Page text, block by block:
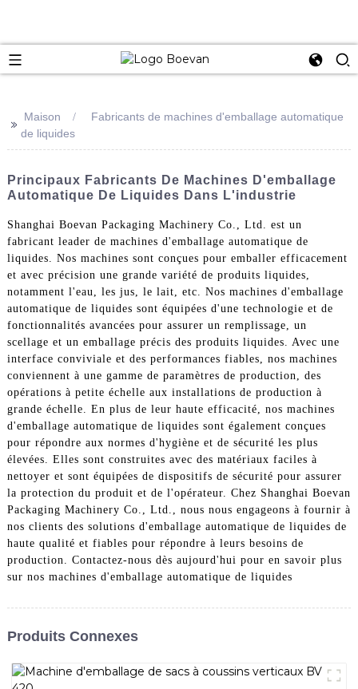
>> Maison
Fabricants de machines d'emballage automatique
de liquides
Principaux Fabricants De Machines D'emballage
Automatique De Liquides Dans L'industrie
Shanghai Boevan Packaging Machinery Co., Ltd. est un
fabricant leader de machines d'emballage automatique de
liquides. Nos machines sont conçues pour emballer efficacement
et avec précision une grande variété de produits liquides,
notamment l'eau, les jus, le lait, etc. Nos machines d'emballage
automatique de liquides sont équipées d'une technologie et de
fonctionnalités avancées pour assurer un remplissage, un
scellage et un emballage précis des produits liquides. Avec une
interface conviviale et des performances fiables, nos machines
conviennent à une gamme de paramètres de production, des
opérations à petite échelle aux installations de production à
grande échelle. En plus de leur haute efficacité, nos machines
d'emballage automatique de liquides sont également conçues
pour répondre aux normes d'hygiène et de sécurité les plus
élevées. Elles sont construites avec des matériaux faciles à
nettoyer et sont équipées de dispositifs de sécurité pour assurer
la protection du produit et de l'opérateur. Chez Shanghai Boevan
Packaging Machinery Co., Ltd., nous nous engageons à fournir à
nos clients des solutions d'emballage automatique de liquides de
haute qualité et fiables pour répondre à leurs besoins de
production. Contactez-nous dès aujourd'hui pour en savoir plus
sur nos machines d'emballage automatique de liquides
Produits Connexes